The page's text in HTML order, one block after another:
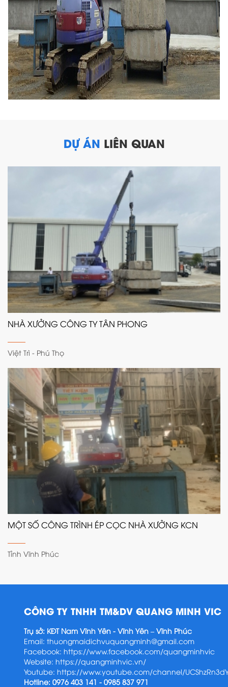
DỰ ÁN LIÊN QUAN
NHÀ XƯỞNG CÔNG TY TÂN PHONG
Việt Trì - Phú Thọ
MỘT SỐ CÔNG TRÌNH ÉP CỌC NHÀ XƯỞNG KCN
Tỉnh Vĩnh Phúc
CÔNG TY TNHH TM&DV QUANG MINH VIC
Trụ sở: KĐT Nam Vĩnh Yên - Vĩnh Yên – Vĩnh Phúc
Email: thuongmaidichvuquangminh@gmail.com
Facebook: https://www.facebook.com/quangminhvic
Website: https://quangminhvic.vn/
Youtube: https://www.youtube.com/channel/
Hotline: 0976 403 141 - 0985 837 971